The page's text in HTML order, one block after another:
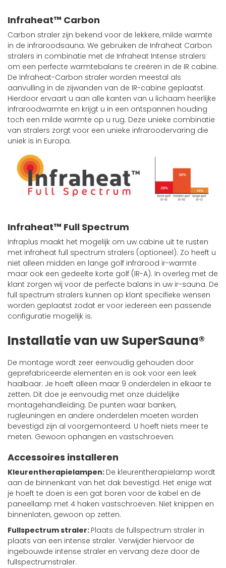
Infraheat™ Carbon
Carbon straler zijn ​​bekend voor de lekkere, milde warmte
in de infraroodsauna. We gebruiken de Infraheat Carbon
stralers in combinatie met de Infraheat Intense stralers
om een ​​perfecte warmtebalans te creëren in de IR cabine.
De Infraheat-Carbon straler worden meestal als
aanvulling in de zijwanden van de IR-cabine geplaatst.
Hierdoor ervaart u aan alle kanten van u lichaam heerlijke
infraroodwarmte en krijgt u in een ontspannen houding
toch een milde warmte op u rug. Deze unieke combinatie
van stralers zorgt voor een unieke infraroodervaring die
uniek is in Europa.
Infraheat™ Full Spectrum
Infraplus maakt het mogelijk om uw cabine uit te rusten
met infraheat full spectrum stralers (optioneel). Zo heeft u
niet alleen midden en lange golf infrarood ir-warmte
maar ook een gedeelte korte golf (IR-A). In overleg met de
klant zorgen wij voor de perfecte balans in uw ir-sauna. De
full spectrum stralers kunnen op klant specifieke wensen
worden geplaatst zodat er voor iedereen een passende
configuratie mogelijk is.
Installatie van uw SuperSauna®
De montage wordt zeer eenvoudig gehouden door
geprefabriceerde elementen en is ook voor een leek
haalbaar. Je hoeft alleen maar 9 onderdelen in elkaar te
zetten. Dit doe je eenvoudig met onze duidelijke
montagehandleiding. De punten waar banken,
rugleuningen en andere onderdelen moeten worden
bevestigd zijn al voorgemonteerd. U hoeft niets meer te
meten. Gewoon ophangen en vastschroeven.
Accessoires installeren
Kleurentherapielampen: De kleurentherapielamp wordt
aan de binnenkant van het dak bevestigd. Het enige wat
je hoeft te doen is een gat boren voor de kabel en de
paneellamp met 4 haken vastschroeven. Niet knippen en
binnenlaten, gewoon op zetten.
Fullspectrum straler: Plaats de fullspectrum straler in
plaats van een intense straler. Verwijder hiervoor de
ingebouwde intense straler en vervang deze door de
fullspectrumstraler.